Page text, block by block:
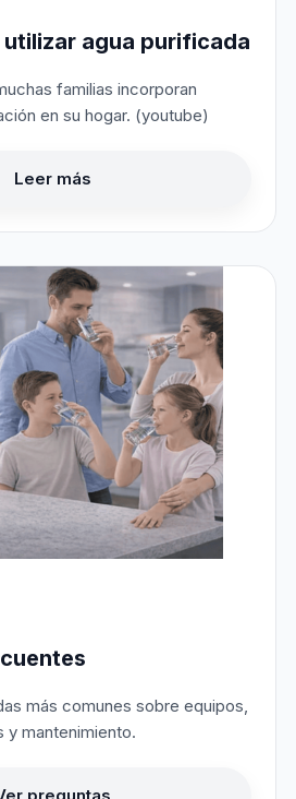
agua purificada
familias incorporan
en su hogar. (youtube)
Leer más
más comunes sobre equipos,
mantenimiento.